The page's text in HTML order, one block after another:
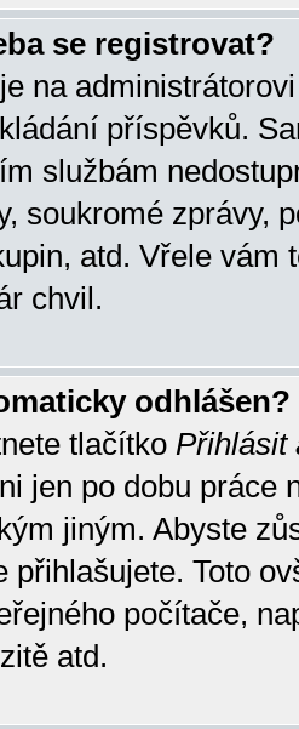
se registrovat?
na
příspěvků.
službám
soukromé zprávy,
atd. Vřele vám
chvil.
odhlášen?
tlačítko Přihlásit
jen po dobu práce
jiným. Abyste
přihlašujete. Toto
počítače,
atd.